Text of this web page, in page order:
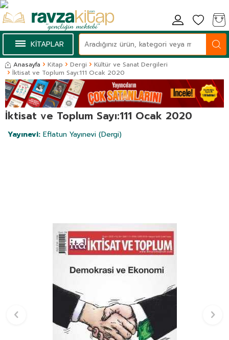
KİTAPLAR
Anasayfa Kitap Dergi
Kültür ve Sanat Dergileri
İktisat ve Toplum Sayı:111 Ocak 2020
İktisat ve Toplum Sayı:111 Ocak 2020
Yayınevi: Eflatun Yayınevi (Dergi)